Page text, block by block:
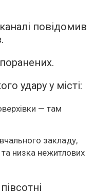
повідомив
удару у місті:
— там
закладу,
та низка нежитлових